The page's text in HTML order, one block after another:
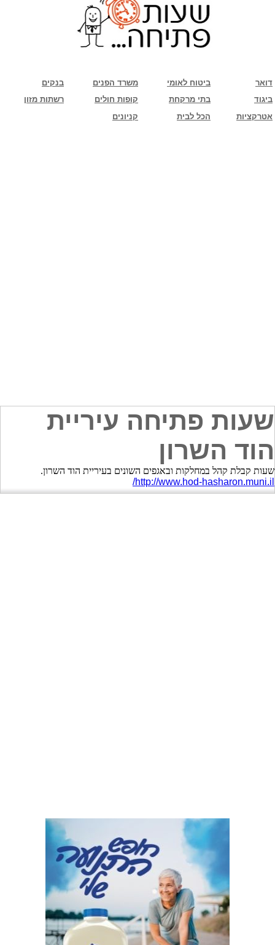
בנקים משרד הפנים ביטוח לאומי
דואר
רשתות מזון
קופות חולים בתי מרקחת
ביגוד
קניונים
הכל לבית אטרקציות
שעות פתיחה עיריית
הוד השרון
שעות קבלת קהל במחלקות ובאגפים השונים בעיריית הוד השרון.
http://www.hod-hasharon.muni.il/